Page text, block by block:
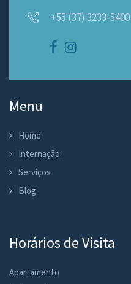
+55 (37) 3233-5400
Menu
Home
Internação
Serviços
Blog
Horários de Visita
Apartamento